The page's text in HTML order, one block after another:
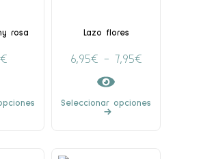
rosa
€
Lazo flores
6,95€ - 7,95€
Seleccionar opciones